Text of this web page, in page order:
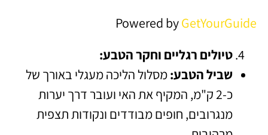
Powered byGetYourGuide
טיולים רגליים וחקר הטבע:
שביל הטבע:מסלול הליכה מעגלי באורך של
כ-2 ק"מ, המקיף את האי ועובר דרך יערות
מנגרובים, חופים מבודדים ונקודות תצפית